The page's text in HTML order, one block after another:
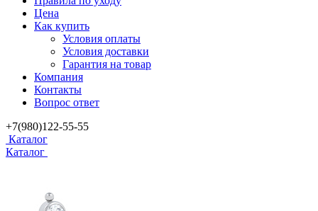
Цена
Как купить
Условия оплаты
Условия доставки
Гарантия на товар
Компания
Контакты
Вопрос ответ
+7(980)122-55-55
Каталог
Каталог